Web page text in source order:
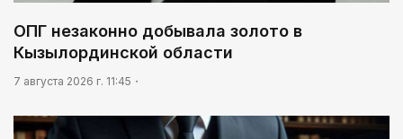
ОПГ незаконно добывала золото в
Кызылординской области
7 августа 2026 г. 11:45